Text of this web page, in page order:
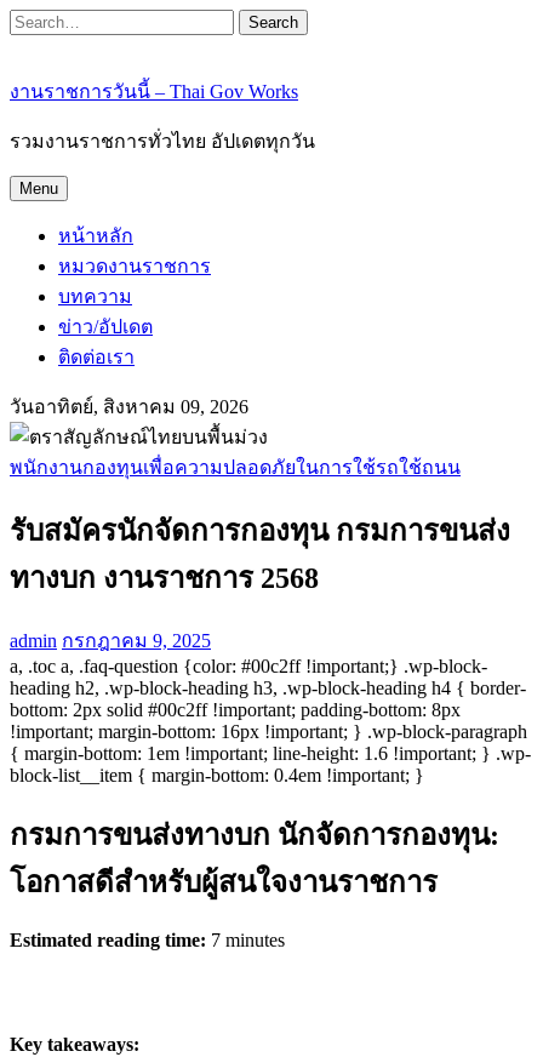
Search
งานราชการวันนี้ – Thai Gov Works
รวมงานราชการทั่วไทย อัปเดตทุกวัน
Menu
หน้าหลัก
หมวดงานราชการ
บทความ
ข่าว/อัปเดต
ติดต่อเรา
วันอาทิตย์, สิงหาคม 09, 2026
พนักงานกองทุนเพื่อความปลอดภัยในการใช้รถใช้ถนน
รับสมัครนักจัดการกองทุน กรมการขนส่ง
ทางบก งานราชการ 2568
admin กรกฎาคม 9, 2025
a, .toc a, .faq-question {color: #00c2ff !important;} .wp-block-
heading h2, .wp-block-heading h3, .wp-block-heading h4 { border-
bottom: 2px solid #00c2ff !important; padding-bottom: 8px
!important; margin-bottom: 16px !important; } .wp-block-paragraph
{ margin-bottom: 1em !important; line-height: 1.6 !important; } .wp-
block-list__item { margin-bottom: 0.4em !important; }
กรมการขนส่งทางบก นักจัดการกองทุน:
โอกาสดีสำหรับผู้สนใจงานราชการ
Estimated reading time: 7 minutes
Key takeaways: